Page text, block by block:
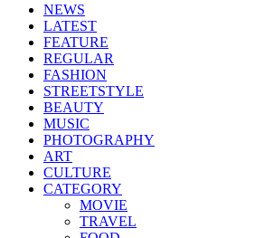
NEWS
LATEST
FEATURE
REGULAR
FASHION
STREETSTYLE
BEAUTY
MUSIC
PHOTOGRAPHY
ART
CULTURE
CATEGORY
MOVIE
TRAVEL